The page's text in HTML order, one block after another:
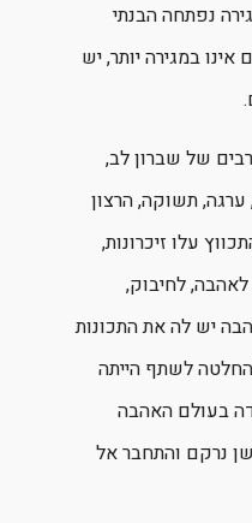
נפתחה הבנתי
במגירה יותר, יש
של שברון לב,
תשוקה, הרצון
עלו זיכרונות,
לחיבוק,
יש לה את התכונות
לשתף הייתה
בעולם האהבה
נרקם והתחבר אל